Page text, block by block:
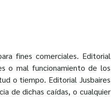
fines comerciales. Editorial
o mal funcionamiento de los
o tiempo. Editorial Jusbaires
de dichas caídas, o cualquier